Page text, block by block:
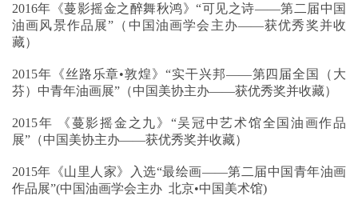
2016年《蔓影摇金之醉舞秋鸿》“可见之诗——第二届中国
油画风景作品展”（中国油画学会主办——获优秀奖并收
藏）
2015年《丝路乐章•敦煌》“实干兴邦——第四届全国（大
芬）中青年油画展”（中国美协主办——获优秀奖并收藏）
2015年 《蔓影摇金之九》“吴冠中艺术馆全国油画作品
展”（中国美协主办——获优秀奖并收藏）
2015年《山里人家》入选“最绘画——第二届中国青年油画
作品展”(中国油画学会主办 北京•中国美术馆)